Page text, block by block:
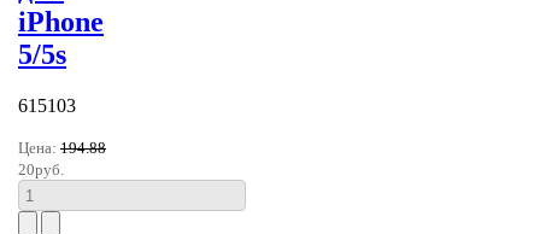
iPhone
5/5s
615103
Цена: 194.88
20руб.